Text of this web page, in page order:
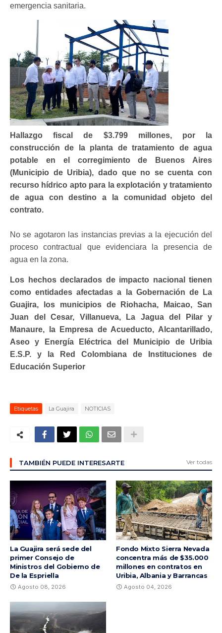
emergencia sanitaria.
Hallazgo fiscal de $3.799 millones, por la
construcción de la planta de tratamiento de agua
potable en el
corregimiento de Buenos Aires
(Municipio de Uribia), dado que no se cuenta con
recurso hídrico apto para la explotación y tratamiento
de agua con destino a la comunidad objeto del
contrato.
No se agotaron las instancias previas a la ejecución del
proceso contractual que evidenciara la presencia de
agua en la zona.
Los hechos declarados de impacto nacional tienen
como entidades afectadas a la Gobernación de La
Guajira, los municipios de Riohacha, Maicao, San
Juan del Cesar, Villanueva, La Jagua del Pilar y
Manaure, la Empresa de Acueducto, Alcantarillado,
Aseo y Energía Eléctrica del Municipio de Uribia
E.S.P. y la Red Colombiana de Instituciones de
Educación Superior
Etiquetas La Guajira NOTICIAS
TAMBIÉN PUEDE INTERESARTE Ver todas
La Guajira será sede del
primer Consejo de
Ministros del Gobierno de
De la Espriella
Agosto 08, 2026
Fondo Mixto Sierra Nevada
concentra más de $35.000
millones en contratos en
Uribia, Albania y Barrancas
Agosto 04, 2026